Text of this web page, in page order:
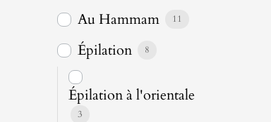
Au Hammam 11
Épilation 8
Épilation à l'orientale
3